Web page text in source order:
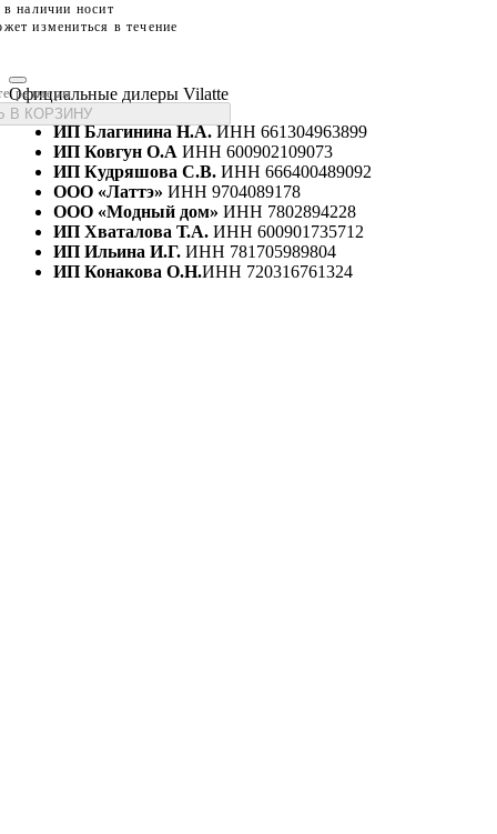
наличии носит
измениться в течение
размеры
В КОРЗИНУ
Официальные дилеры Vilatte
ИП Благинина Н.А.ИНН 661304963899
ИП Ковгун О.А ИНН 600902109073
ИП Кудряшова С.В. ИНН 666400489092
ООО «Латтэ» ИНН 9704089178
ООО «Модный дом» ИНН 7802894228
ИП Хваталова Т.А. ИНН 600901735712
ИП Ильина И.Г. ИНН 781705989804
ИП Конакова О.Н.ИНН 720316761324